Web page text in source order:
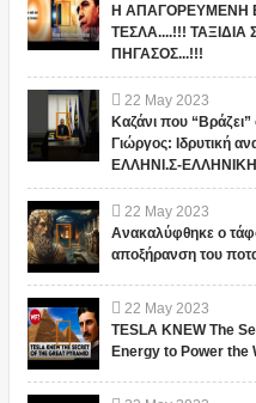
Η ΑΠΑΓΟΡΕΥΜΕΝΗ
ΤΕΣΛΑ....!!!
ΠΗΓΑΣΟΣ...!!!
22 May 2023
Καζάνι που
Γιώργος: Ιδρυτική
ΕΛΛΗΝΙ.Σ-
22 May 2023
Ανακαλύφθηκε ο
αποξήρανση του
22 May 2023
TESLA KNEW The
Energy to Power the